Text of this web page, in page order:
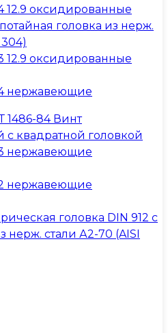
12.9 оксидированные
головка из нерж.
304)
12.9 оксидированные
нержавеющие
1486-84 Винт
с квадратной головкой
нержавеющие
нержавеющие
головка DIN 912 с
нерж. стали А2-70 (AISI